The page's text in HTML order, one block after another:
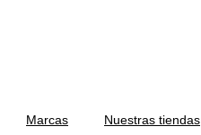
Marcas Nuestras tiendas